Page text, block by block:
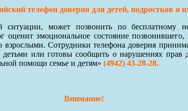
телефон доверия для детей, подростков и
ситуации, может позвонить по бесплатному
эмоциональное состояние
Сотрудники телефона доверия
или готовы сообщить о нарушениях прав
помощи семье и детям» (4942) 43-28-28.
Внимание!